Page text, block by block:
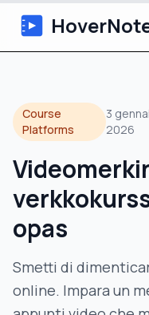
Course
Platforms
3
2026
opas
Smetti di
online. Impara un